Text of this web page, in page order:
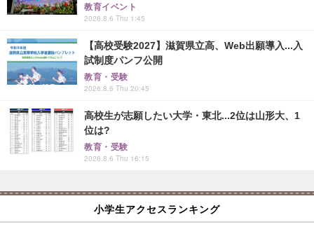
教育イベント
2026.8.6 Thu 1:45
【高校受験2027】滋賀県立高、Web出願導入...入
試制度パンフ公開
教育・受験
2026.8.6 Thu 20:45
高校生が志願したい大学・東北...2位は山形大、1
位は?
教育・受験
2026.8.6 Thu 16:15
小学生アクセスランキング